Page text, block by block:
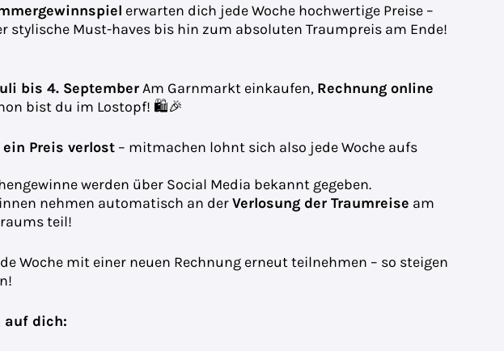
erwarten dich jede Woche hochwertige Preise –
stylische Must-haves bis hin zum absoluten Traumpreis am Ende!
bis 4. SeptemberAm Garnmarkt einkaufen, Rechnung online
bist du im Lostopf! 🛍️🎉
Preis verlost – mitmachen lohnt sich also jede Woche aufs
werden über Social Media bekannt gegeben.
nehmen automatisch an derVerlosung der Traumreise am
teil!
Woche mit einer neuen Rechnung erneut teilnehmen – so steigen
auf dich: